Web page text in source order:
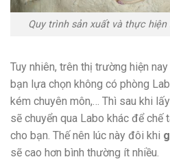
Quy trình sản xuất và thực
Tuy nhiên, trên thị trường hiện
bạn lựa chọn không có phòng
kém chuyên môn,… Thì sau khi
sẽ chuyển qua Labo khác để chế
cho bạn. Thế nên lúc này đôi khi
sẽ cao hơn bình thường ít nhiều.